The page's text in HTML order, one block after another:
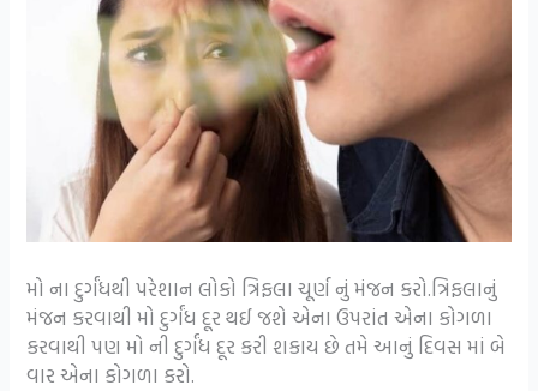
મો ના દુર્ગંધથી પરેશાન લોકો ત્રિફલા ચૂર્ણ નું મંજન કરો.ત્રિફલાનું
મંજન કરવાથી મો દુર્ગંધ દૂર થઈ જશે એના ઉપરાંત એના કોગળા
કરવાથી પણ મો ની દુર્ગંધ દૂર કરી શકાય છે તમે આનું દિવસ માં બે
વાર એના કોગળા કરો.